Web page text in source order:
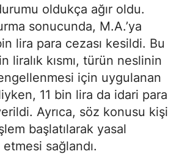
oldukça ağır oldu.
sonucunda, M.A.’ya
lira para cezası kesildi. Bu
liralık kısmı, türün neslinin
için uygulanan
11 bin lira da idari para
Ayrıca, söz konusu kişi
başlatılarak yasal
sağlandı.